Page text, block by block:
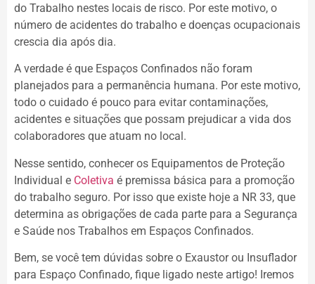
do Trabalho nestes locais de risco. Por este motivo, o
número de acidentes do trabalho e doenças ocupacionais
crescia dia após dia.
A verdade é que Espaços Confinados não foram
planejados para a permanência humana. Por este motivo,
todo o cuidado é pouco para evitar contaminações,
acidentes e situações que possam prejudicar a vida dos
colaboradores que atuam no local.
Nesse sentido, conhecer os Equipamentos de Proteção
Individual e Coletiva é premissa básica para a promoção
do trabalho seguro. Por isso que existe hoje a NR 33, que
determina as obrigações de cada parte para a Segurança
e Saúde nos Trabalhos em Espaços Confinados.
Bem, se você tem dúvidas sobre o Exaustor ou Insuflador
para Espaço Confinado, fique ligado neste artigo! Iremos